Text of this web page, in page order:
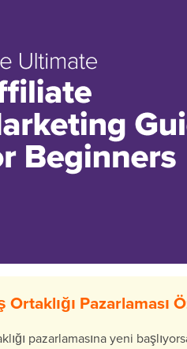
Ortaklığı Pazarlaması
pazarlamasına yeni